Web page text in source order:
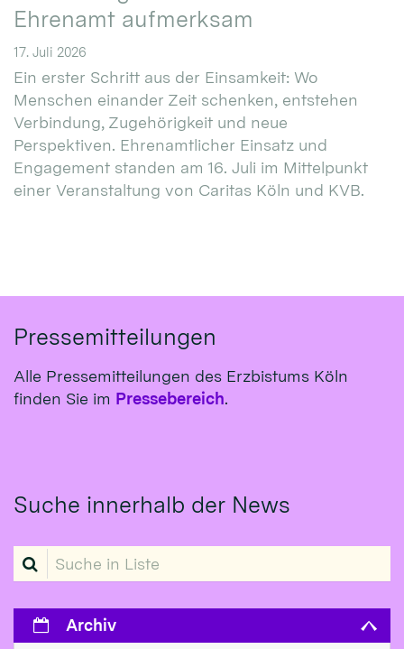
Ehrenamt aufmerksam
17. Juli 2026
Ein erster Schritt aus der Einsamkeit: Wo
Menschen einander Zeit schenken, entstehen
Verbindung, Zugehörigkeit und neue
Perspektiven. Ehrenamtlicher Einsatz und
Engagement standen am 16. Juli im Mittelpunkt
einer Veranstaltung von Caritas Köln und KVB.
Pressemitteilungen
Alle Pressemitteilungen des Erzbistums Köln
finden Sie im Pressebereich.
Suche innerhalb der News
Suche in Liste
Archiv